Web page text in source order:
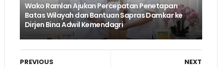
Wako Ramlan Ajukan Percepatan Penetapan
Batas Wilayah dan Bantuan Sapras Damkar ke
Dirjen Bina Adwil Kemendagri
NEXT
PREVIOUS